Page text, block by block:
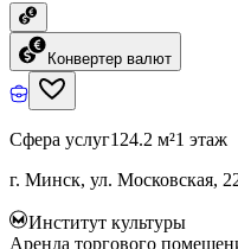
Конвертер валют
Сфера услуг124.2 м²1 этаж
г. Минск, ул. Московская,
Институт культуры
Аренда торгового